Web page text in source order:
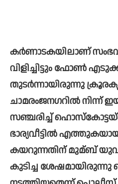
കര്‍ണാടകയിലാണ്
വിളിച്ചിട്ടും ഫോണ്‍
തുടര്‍ന്നായിരുന്നു
ചാമരംജനഗറില്‍ നിന്ന്
സഞ്ചരിച്ച്‌ ഹൊസ്കോട്ടയ്ക്ക് സമീപമുള്ള
ഭാര്യവീട്ടില്‍
കയറുന്നതിന് മുമ്ബ്
കുടിച്ച